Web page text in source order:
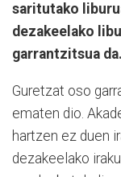
saritutako
dezakeelako
garrantzitsua da.
Guretzat oso
ematen dio.
hartzen ez duen
dezakeelako